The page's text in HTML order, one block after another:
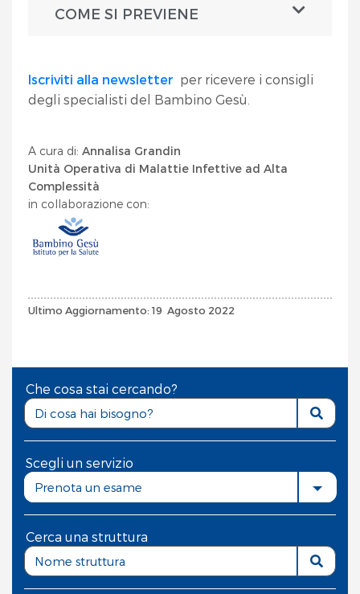
COME SI PREVIENE
Iscriviti alla newsletter per ricevere i consigli
degli specialisti del Bambino Gesù.
A cura di: Annalisa Grandin
Unità Operativa di Malattie Infettive ad Alta
Complessità
in collaborazione con:
Ultimo Aggiornamento: 19 Agosto 2022
Che cosa stai cercando?
Scegli un servizio
Prenota un esame
Cerca una struttura